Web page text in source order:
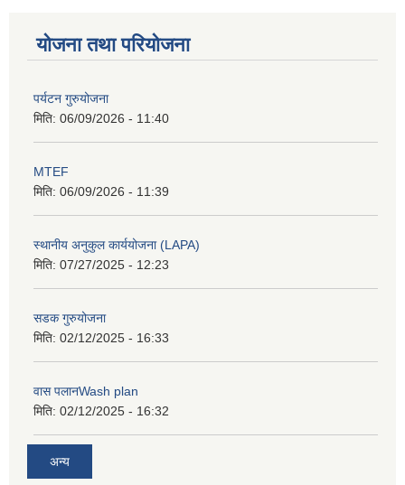
योजना तथा परियोजना
पर्यटन गुरुयोजना
मिति: 06/09/2026 - 11:40
MTEF
मिति: 06/09/2026 - 11:39
स्थानीय अनुकुल कार्ययोजना (LAPA)
मिति: 07/27/2025 - 12:23
सडक गुरुयोजना
मिति: 02/12/2025 - 16:33
वास पलानWash plan
मिति: 02/12/2025 - 16:32
अन्य